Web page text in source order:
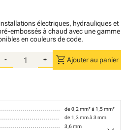
électriques, hydrauliques et
embossés à chaud avec une gamme
en couleurs de code.
- + shopping_cart Ajouter au panier
de 0,2 mm² à 1,5 mm²
de 1,3 mm à 3 mm
3,6 mm